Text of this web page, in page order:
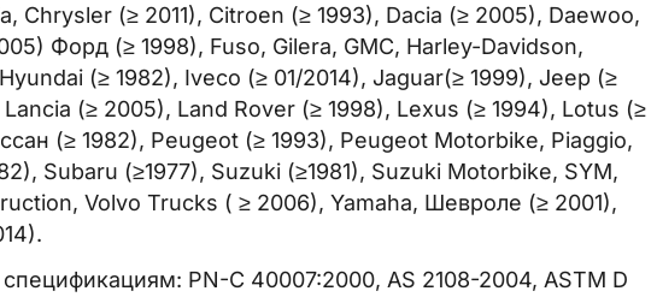
Chrysler (≥ 2011), Citroen (≥ 1993), Dacia (≥ 2005), Daewoo,
Форд (≥ 1998), Fuso, Gilera, GMC, Harley-Davidson,
(≥ 1982), Iveco (≥ 01/2014), Jaguar(≥ 1999), Jeep (≥
Lancia (≥ 2005), Land Rover (≥ 1998), Lexus (≥ 1994), Lotus (≥
(≥ 1982), Peugeot (≥ 1993), Peugeot Motorbike, Piaggio,
Subaru (≥1977), Suzuki (≥1981), Suzuki Motorbike, SYM,
Volvo Trucks ( ≥ 2006), Yamaha, Шевроле (≥ 2001),
PN-C 40007:2000, AS 2108-2004, ASTM D